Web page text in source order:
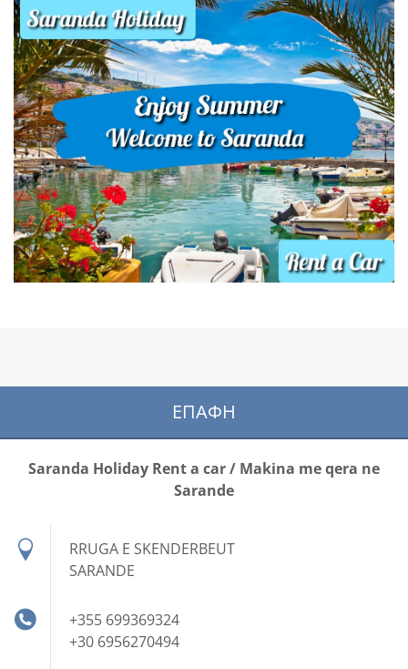
ΕΠΑΦΉ
Saranda Holiday Rent a car / Makina me qera ne
Sarande
RRUGA E SKENDERBEUT
SARANDE
+355 699369324
+30 6956270494